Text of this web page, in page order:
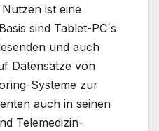
ist eine
sind Tablet-PC´s
und auch
Datensätze von
Systeme zur
auch in seinen
Telemedizin-